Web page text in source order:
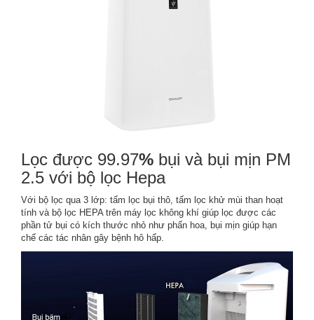
Lọc được 99.97% bụi và bụi mịn PM
2.5 với bộ lọc Hepa
Với bộ lọc qua 3 lớp: tấm lọc bụi thô, tấm lọc khử mùi than hoạt
tính và bộ lọc HEPA trên máy lọc không khí giúp lọc được các
phần tử bụi có kích thước nhỏ như phấn hoa, bụi mịn giúp hạn
chế các tác nhân gây bệnh hô hấp.